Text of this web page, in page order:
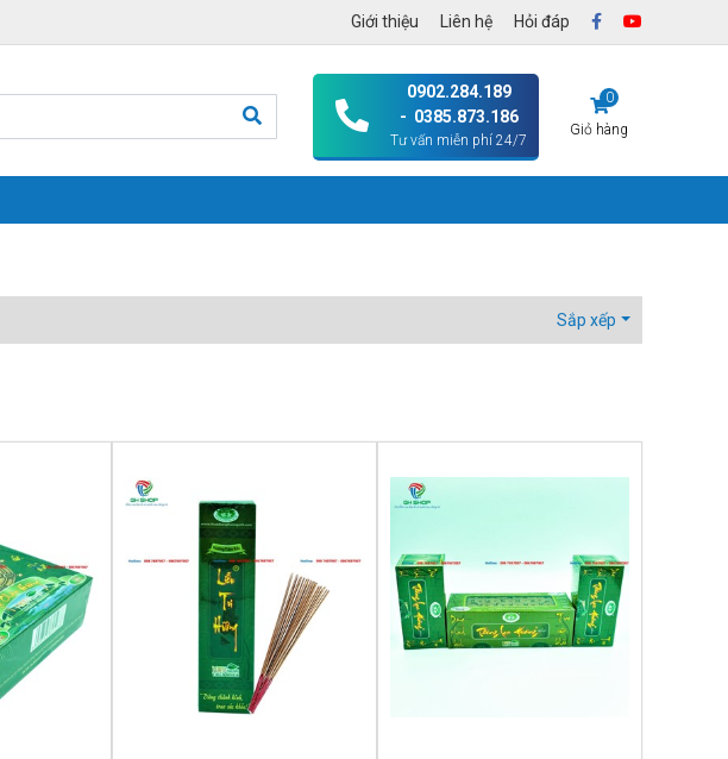
Giới thiệu Liên hệ Hỏi đáp
0902.284.189
- 0385.873.186
Tư vấn miễn phí 24/7
Giỏ hàng
0
Sắp xếp